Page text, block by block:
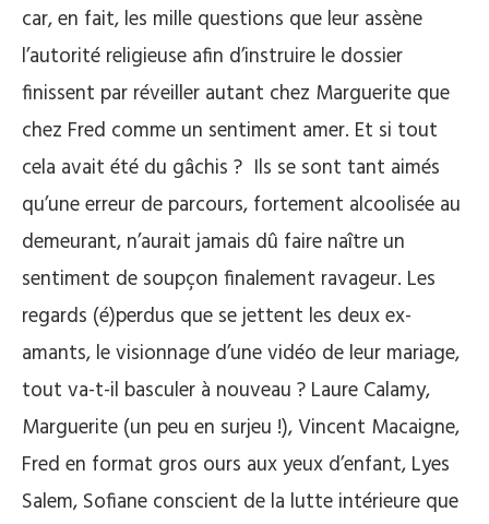
car, en fait, les mille questions que leur assène
l’autorité religieuse afin d’instruire le dossier
finissent par réveiller autant chez Marguerite que
chez Fred comme un sentiment amer. Et si tout
cela avait été du gâchis ? Ils se sont tant aimés
qu’une erreur de parcours, fortement alcoolisée au
demeurant, n’aurait jamais dû faire naître un
sentiment de soupçon finalement ravageur. Les
regards (é)perdus que se jettent les deux ex-
amants, le visionnage d’une vidéo de leur mariage,
tout va-t-il basculer à nouveau ? Laure Calamy,
Marguerite (un peu en surjeu !), Vincent Macaigne,
Fred en format gros ours aux yeux d’enfant, Lyes
Salem, Sofiane conscient de la lutte intérieure que